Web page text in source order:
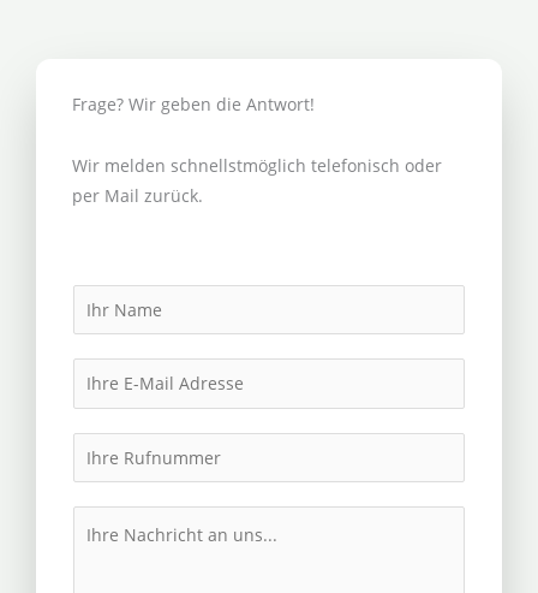
Frage? Wir geben die Antwort!
Wir melden schnellstmöglich telefonisch oder
per Mail zurück.
a
m
m
a
h
r